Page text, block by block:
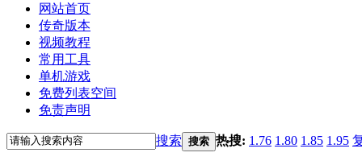
网站首页
传奇版本
视频教程
常用工具
单机游戏
免费列表空间
免责声明
搜索 搜索 热搜: 1.76 1.80 1.85 1.95